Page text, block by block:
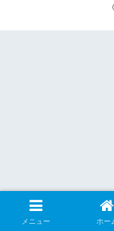
メニュー ホー